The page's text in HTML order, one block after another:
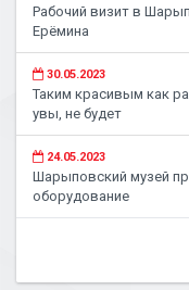
Рабочий визит в
Ерёмина
30.05.2023
Таким красивым как
увы, не будет
24.05.2023
Шарыповский музей
оборудование